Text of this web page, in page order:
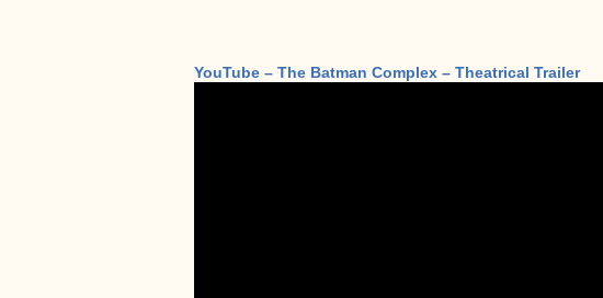
YouTube – The Batman Complex – Theatrical Trailer